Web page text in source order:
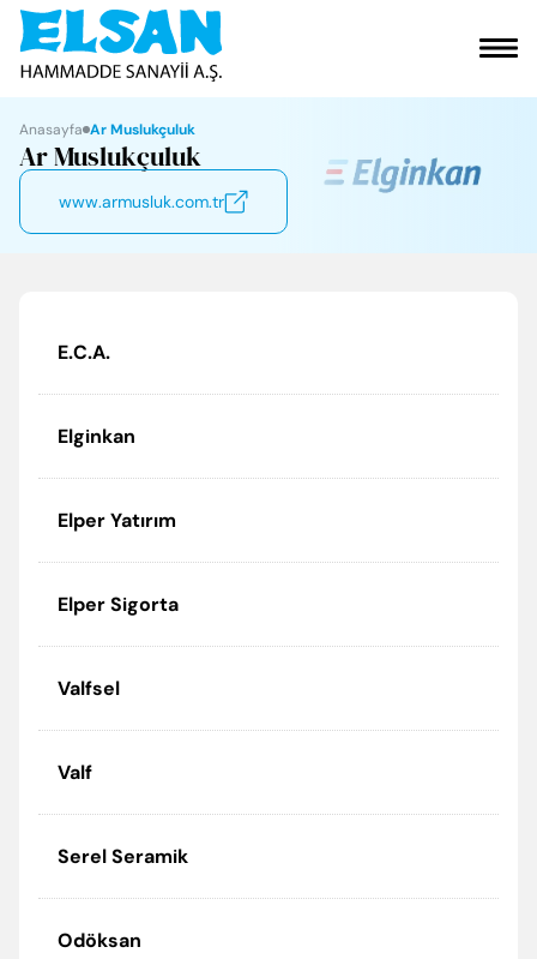
KURUMSAL
Anasayfa Ar Muslukçuluk
Ar Muslukçuluk
www.armusluk.com.tr
E.C.A.
Elginkan
Elper Yatırım
Elper Sigorta
Valfsel
Valf
Serel Seramik
Odöksan